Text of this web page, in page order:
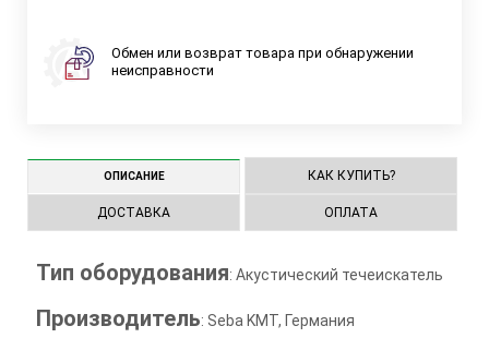
Обмен или возврат товара при обнаружении
неисправности
ОПИСАНИЕ КАК КУПИТЬ?
ДОСТАВКА ОПЛАТА
Тип оборудования: Акустический течеискатель
Производитель: Seba KMT, Германия